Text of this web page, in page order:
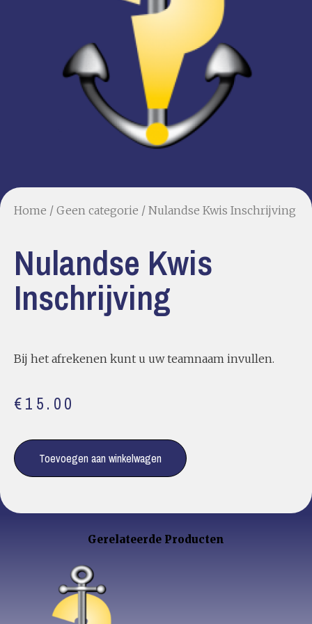
Home / Geen categorie / Nulandse Kwis Inschrijving
Nulandse Kwis
Inschrijving
Bij het afrekenen kunt u uw teamnaam invullen.
€15.00
Toevoegen aan winkelwagen
Gerelateerde Producten